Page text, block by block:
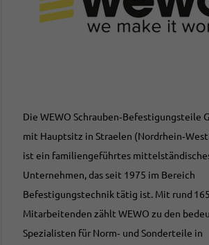
Die WEWO Schrauben‑Befestigungsteile
mit Hauptsitz in Straelen
ist ein familiengeführtes
Unternehmen, das seit 1975 im Bereich
Befestigungstechnik tätig ist. Mit rund 165
Mitarbeitenden zählt WEWO zu den
Spezialisten für Norm‑ und Sonderteile in